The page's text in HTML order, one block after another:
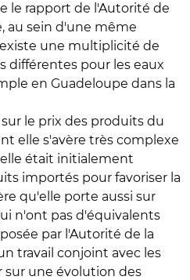
le rapport de l'Autorité de
au sein d'une même
une multiplicité de
différentes pour les eaux
en Guadeloupe dans la
le prix des produits du
elle s'avère très complexe
elle était initialement
importés pour favoriser la
qu'elle porte aussi sur
n'ont pas d'équivalents
par l'Autorité de la
travail conjoint avec les
une évolution des